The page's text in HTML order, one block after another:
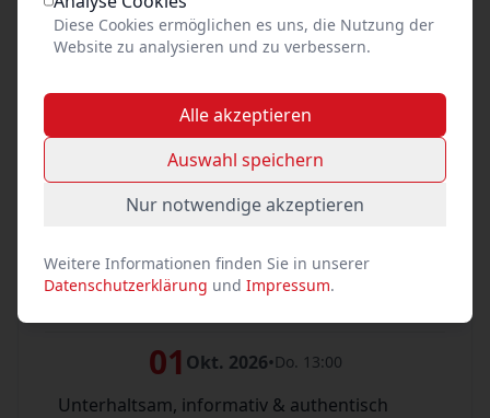
Tickets
26Sep. 2026•Sa. 14:00
Unterhaltsam, informativ & authentisch
am Holstentor auf Seite der Grünanlage
Lübeck
01 Okt. 2026•Do. 13:00
Unterhaltsam, informativ & authentisch
Diese Cookies ermöglichen es uns, die Nutzung der
Website zu analysieren und zu verbessern.
Alle akzeptieren
Auswahl speichern
Nur notwendige akzeptieren
Weitere Informationen finden Sie in unserer
Datenschutzerklärung und Impressum.